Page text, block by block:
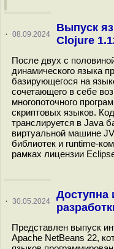
· 08.09.2024
Выпуск
Clojure
После двух с
динамического языка
базирующегося на
сочетающего в себе
многопоточного
скриптовых языков.
транслируется в Java
виртуальной машине
библиотек и runtime-
рамках лицензии
· 30.05.2024
Доступна
Представлен выпуск
Apache NetBeans 22,